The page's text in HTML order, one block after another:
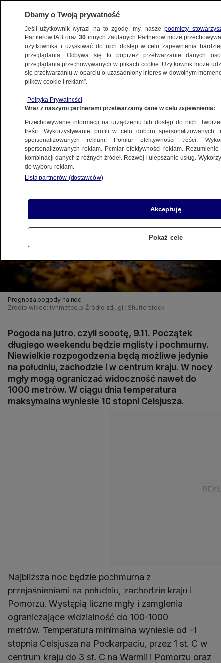
METEO
PROGNOZA
pochmurny dzień
8.11.2024, 18:51
Udostępnij
Prognoza pogody na noc
Źródło wideo: tvnmeteo.pl Źródło zdj. gł.: Shutterstock
Pogoda na jutro, czyli sobotę, 9.11. Początek
długiego weekendu będzie mglisty i pochmurny.
Niewielkie rozpogodzenia będą możliwe jedynie
na południu, zachodzie i w centrum kraju. W nocy
mgły mogą ograniczać widoczność nawet do
1000 metrów. W ciągu dnia temperatura
maksymalna wyniesie 10 stopni Celsjusza.
Najbliższa noc będzie pochmurna z
przejaśnieniami na południu, zachodzie kraju i
Pomorzu. Wystąpią liczne mgły i zamglenia
ograniczające widzialność do 100-1000
metrów. Temperatura minimalna wyniesie od -1
stopnia Celsjusza na Podkarpaciu, przez 1 st. C w
centrum kraju do 3 st. C na Warmii i Pomorzu oraz
Dbamy o Twoją prywatność
Jeśli użytkownik wyrazi na to zgodę, my, naszepodmioty
Partnerów IAB oraz30 innych Zaufanych Partnerów może
użytkownika i uzyskiwać do nich dostęp w celu zapewnienia
przeglądania. Odbywa się to poprzez przetwarzanie danych
przeglądania przechowywanych w plikach cookie. Użytkownik może
się przetwarzaniu w oparciu o uzasadniony interes w dowolnym
plików cookie i reklam”.
Polityka Prywatności
Wraz z naszymi partnerami przetwarzamy dane w celu zapewnienia:
Przechowywanie informacji na urządzeniu lub dostęp do nich.
treści. Wykorzystywanie profili w celu doboru spersonalizowanych
spersonalizowanych reklam. Pomiar efektywności treści.
spersonalizowanych reklam. Pomiar efektywności reklam.
kombinacji danych z różnych źródeł. Rozwój i ulepszanie usług.
do wyboru reklam.
Lista partnerów (dostawców)
Akceptuję
Pokaż cele